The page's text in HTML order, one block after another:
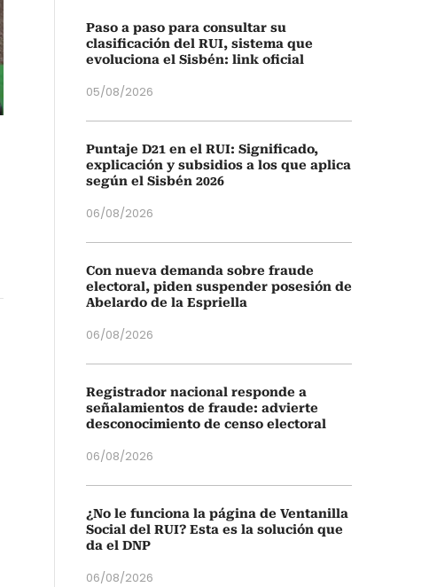
Paso a paso para consultar su
clasificación del RUI, sistema que
evoluciona el Sisbén: link oficial
05/08/2026
Puntaje D21 en el RUI: Significado,
explicación y subsidios a los que aplica
según el Sisbén 2026
06/08/2026
Con nueva demanda sobre fraude
electoral, piden suspender posesión de
Abelardo de la Espriella
06/08/2026
Registrador nacional responde a
señalamientos de fraude: advierte
desconocimiento de censo electoral
06/08/2026
¿No le funciona la página de Ventanilla
Social del RUI? Esta es la solución que
da el DNP
06/08/2026